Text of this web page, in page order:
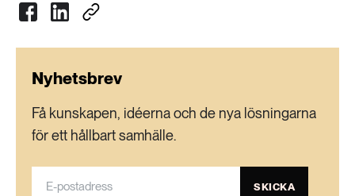
Nyhetsbrev
Få kunskapen, idéerna och de nya lösningarna
för ett hållbart samhälle.
SKICKA